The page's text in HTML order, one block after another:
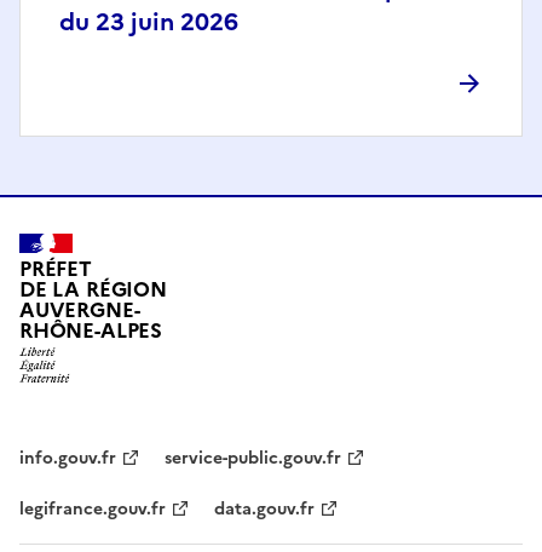
du 23 juin 2026
PRÉFET
DE LA RÉGION
AUVERGNE-
RHÔNE-ALPES
info.gouv.fr
service-public.gouv.fr
legifrance.gouv.fr
data.gouv.fr